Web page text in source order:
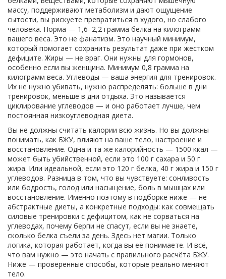
массу, поддерживают метаболизм и дают ощущение
сытости, вы рискуете превратиться в худого, но слабого
человека. Норма — 1,6–2,2 грамма белка на килограмм
вашего веса. Это не фанатизм. Это научный минимум,
который помогает сохранить результат даже при жестком
дефиците. Жиры — не враг. Они нужны для гормонов,
особенно если вы женщина. Минимум 0,8 грамма на
килограмм веса. Углеводы — ваша энергия для тренировок.
Их не нужно убивать, нужно распределять: больше в дни
тренировок, меньше в дни отдыха. Это называется
циклирование углеводов — и оно работает лучше, чем
постоянная низкоуглеводная диета.
Вы не должны считать калории всю жизнь. Но вы должны
понимать, как БЖУ, влияют на ваше тело, настроение и
восстановление. Одна и та же калорийность — 1500 ккал —
может быть убийственной, если это 100 г сахара и 50 г
жира. Или идеальной, если это 120 г белка, 40 г жира и 150 г
углеводов. Разница в том, что вы чувствуете: сонливость
или бодрость, голод или насыщение, боль в мышцах или
восстановление. Именно поэтому в подборке ниже — не
абстрактные диеты, а конкретные подходы: как совмещать
силовые тренировки с дефицитом, как не сорваться на
углеводах, почему берпи не спасут, если вы не знаете,
сколько белка съели за день. Здесь нет магии. Только
логика, которая работает, когда вы её понимаете. И всё,
что вам нужно — это начать с правильного расчёта БЖУ.
Ниже — проверенные способы, которые реально меняют
тело.